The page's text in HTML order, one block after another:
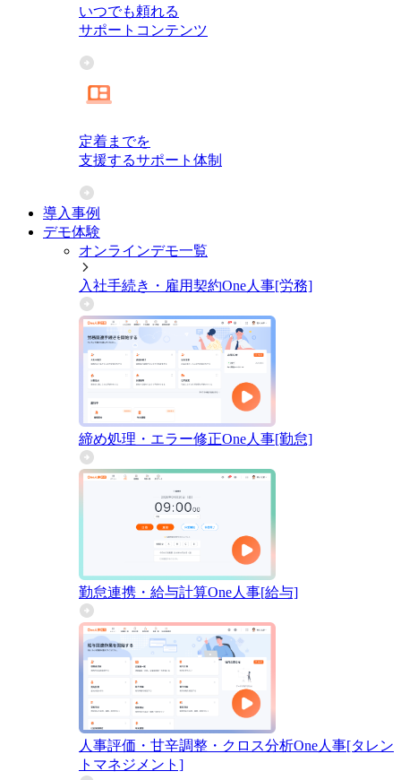
いつでも頼れる
サポートコンテンツ
定着までを
支援するサポート体制
導入事例
デモ体験
オンラインデモ一覧
入社手続き・雇用契約One人事[労務]
締め処理・エラー修正One人事[勤怠]
勤怠連携・給与計算One人事[給与]
人事評価・甘辛調整・クロス分析One人事[タレン
トマネジメント]